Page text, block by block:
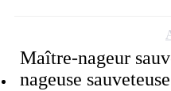
Maître-nageur
nageuse